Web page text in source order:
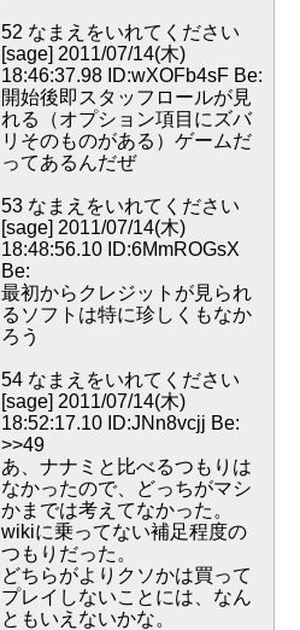
52 なまえをいれてください
[sage] 2011/07/14(木)
18:46:37.98 ID:wXOFb4sF Be:
開始後即スタッフロールが見
れる（オプション項目にズバ
リそのものがある）ゲームだ
ってあるんだぜ
53 なまえをいれてください
[sage] 2011/07/14(木)
18:48:56.10 ID:6MmROGsX
Be:
最初からクレジットが見られ
るソフトは特に珍しくもなか
ろう
54 なまえをいれてください
[sage] 2011/07/14(木)
18:52:17.10 ID:JNn8vcjj Be:
>>49
あ、ナナミと比べるつもりは
なかったので、どっちがマシ
かまでは考えてなかった。
wikiに乗ってない補足程度の
つもりだった。
どちらがよりクソかは買って
プレイしないことには、なん
ともいえないかな。